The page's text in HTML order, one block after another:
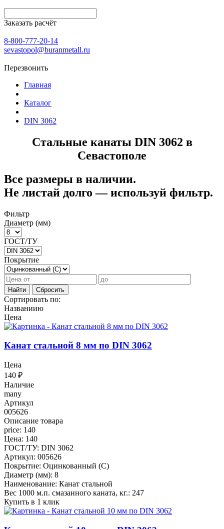
Заказать расчёт
8-800-777-20-14
sevastopol@buranmetall.ru
Перезвонить
Главная
Каталог
DIN 3062
Стальные канаты DIN 3062 в
Севастополе
Все размеры в наличии.
Не листай долго — используй фильтр.
Фильтр
Диаметр (мм)
ГОСТ/ТУ
Покрытие
Найти Сбросить
Сортировать по:
Названиию
Цена
Канат стальной 8 мм по DIN 3062
Цена
140 ₽
Наличие
many
Артикул
005626
Описание товара
price: 140
Цена: 140
ГОСТ/ТУ: DIN 3062
Артикул: 005626
Покрытие: Оцинкованный (С)
Диаметр (мм): 8
Наименование: Канат стальной
Вес 1000 м.п. смазанного каната, кг.: 247
Купить в 1 клик